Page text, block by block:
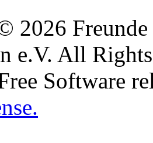
2026
e.V. All
Software